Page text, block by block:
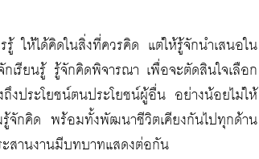
ให้ได้คิดในสิ่งที่ควรคิด แต่ให้รู้จักนำเสนอใน
เรียนรู้ รู้จักคิดพิจารณา เพื่อจะตัดสินใจเลือก
ประโยชน์ตนประโยชน์ผู้อื่น อย่างน้อยไม่ให้
รู้จักคิด พร้อมทั้งพัฒนาชีวิตเคียงกันไปทุกด้าน
ะสานงานมีบทบาทแสดงต่อกัน